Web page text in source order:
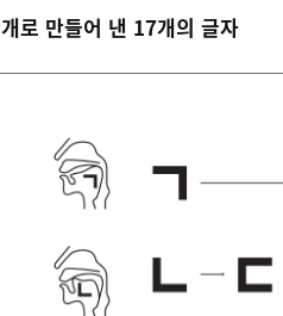
로 만들어 낸 17개의 글자